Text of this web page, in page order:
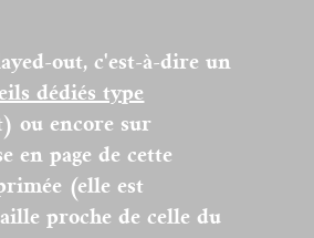
out, c'est-à-dire un
dédiés type
ou encore sur
en page de cette
(elle est
proche de celle du